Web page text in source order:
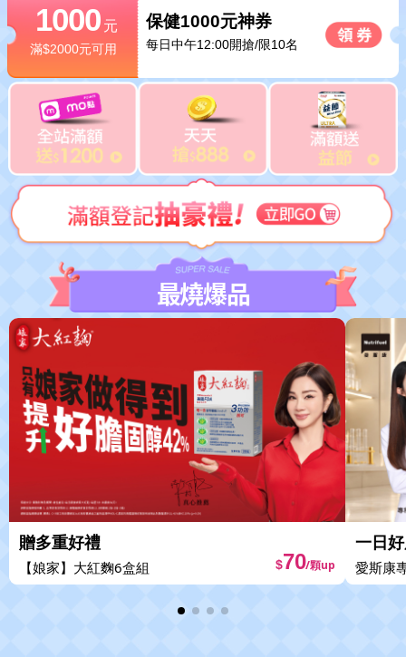
保健1000元神券
每日中午12:00開搶/限10名
1000元
滿$2000元可用
最燒爆品
贈多重好禮
【娘家】 大紅麴6盒組 $70/顆up
一日
愛斯康